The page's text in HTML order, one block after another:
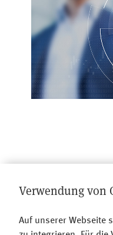
Verwendung von
Auf unserer Webseite